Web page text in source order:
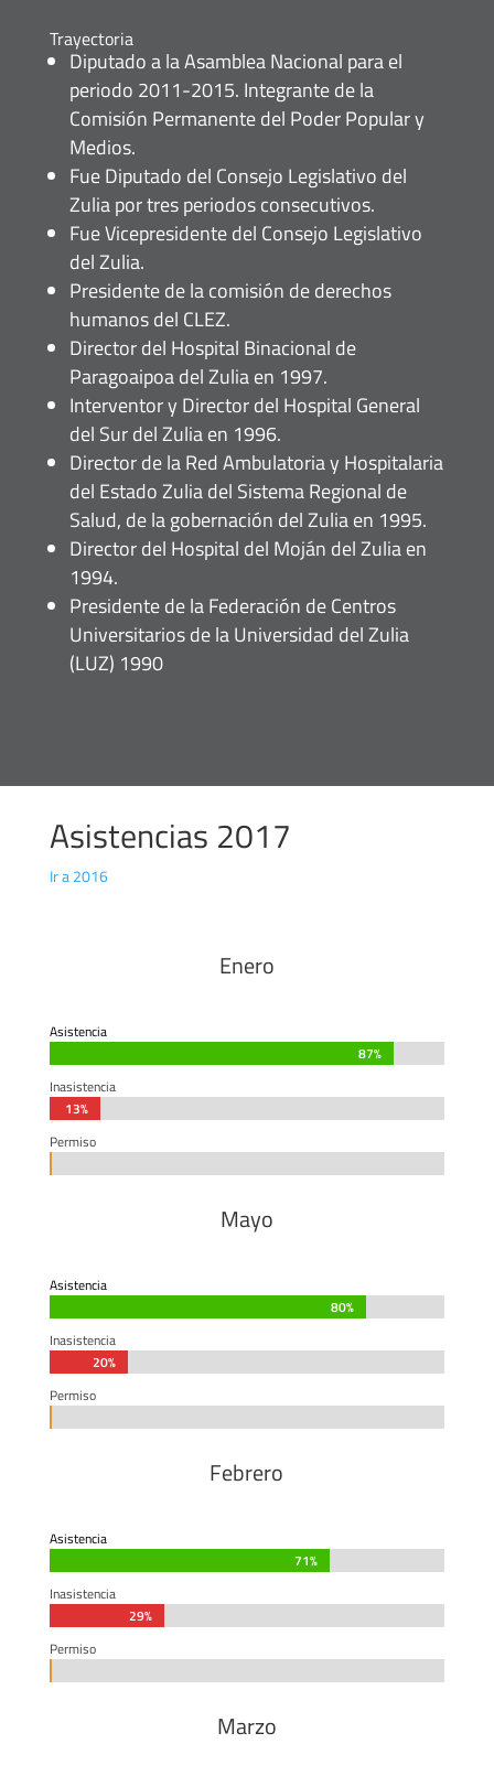
Trayectoria
Diputado a la Asamblea Nacional para el
periodo 2011-2015. Integrante de la
Comisión Permanente del Poder Popular y
Medios.
Fue Diputado del Consejo Legislativo del
Zulia por tres periodos consecutivos.
Fue Vicepresidente del Consejo Legislativo
del Zulia.
Presidente de la comisión de derechos
humanos del CLEZ.
Director del Hospital Binacional de
Paragoaipoa del Zulia en 1997.
Interventor y Director del Hospital General
del Sur del Zulia en 1996.
Director de la Red Ambulatoria y Hospitalaria
del Estado Zulia del Sistema Regional de
Salud, de la gobernación del Zulia en 1995.
Director del Hospital del Moján del Zulia en
1994.
Presidente de la Federación de Centros
Universitarios de la Universidad del Zulia
(LUZ) 1990
Asistencias 2017
Ir a 2016
Enero
Asistencia
87%
87%
Inasistencia
13%
13%
Permiso
Mayo
Asistencia
80%
80%
Inasistencia
20%
20%
Permiso
Febrero
Asistencia
71%
71%
Inasistencia
29%
29%
Permiso
Marzo